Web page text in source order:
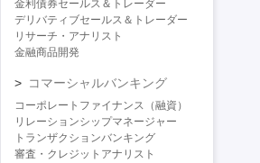
金利債券セールス＆トレーダー
デリバティブセールス＆トレーダー
リサーチ・アナリスト
金融商品開発
コマーシャルバンキング
コーポレートファイナンス（融資）
リレーションシップマネージャー
トランザクションバンキング
審査・クレジットアナリスト